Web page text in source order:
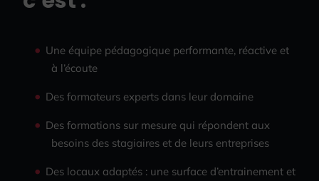
Une équipe pédagogique performante, réactive et
à l’écoute
Des formateurs experts dans leur domaine
Des formations sur mesure qui répondent aux
besoins des stagiaires et de leurs entreprises
Des locaux adaptés : une surface d’entrainement et